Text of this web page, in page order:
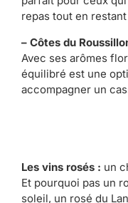
repas tout en
– Côtes du
Avec ses arômes
équilibré est une
accompagner un
Les vins rosés : un
Et pourquoi pas un
soleil, un rosé du